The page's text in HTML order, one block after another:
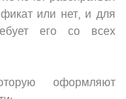
или нет, и для
его со всех
оформляют